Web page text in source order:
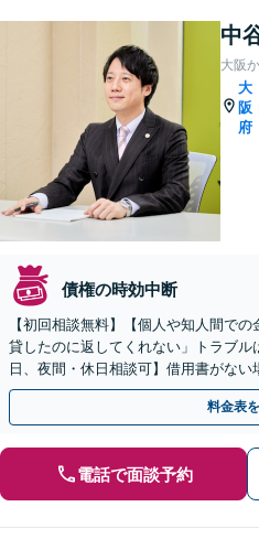
中
大阪
大
阪
府
債権の時効中断
【初回相談無料】【個人や知人間で
貸したのに返してくれない」トラブル
日、夜間・休日相談可】借用書がない
料金表
電話で面談予約